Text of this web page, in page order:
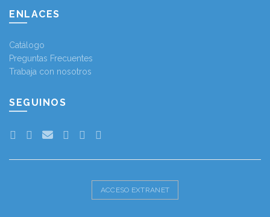
ENLACES
Catálogo
Preguntas Frecuentes
Trabaja con nosotros
SEGUINOS
ACCESO EXTRANET